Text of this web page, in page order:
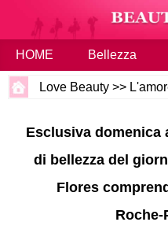
HOME Bellezza
Love Beauty >>
Esclusiva domenica
di bellezza del
Flores